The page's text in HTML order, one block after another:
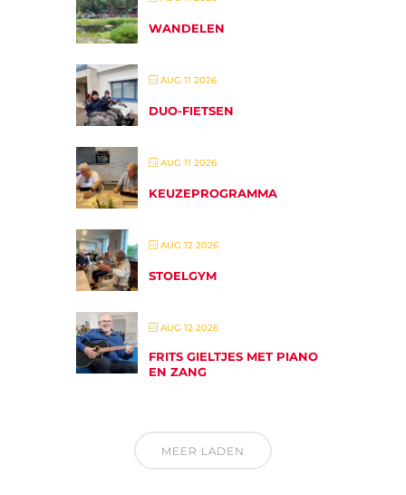
WANDELEN
AUG 11 2026
DUO-FIETSEN
AUG 11 2026
KEUZEPROGRAMMA
AUG 12 2026
STOELGYM
AUG 12 2026
FRITS GIELTJES MET PIANO
EN ZANG
MEER LADEN